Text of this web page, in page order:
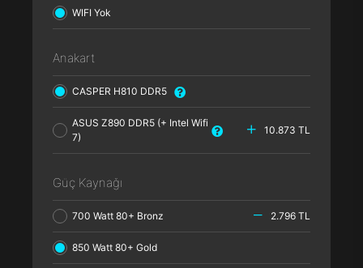
WIFI Yok
Anakart
CASPER H810 DDR5
ASUS Z890 DDR5 (+ Intel Wifi
7)
10.873 TL
Güç Kaynağı
700 Watt 80+ Bronz 2.796 TL
850 Watt 80+ Gold